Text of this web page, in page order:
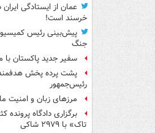
عمان از ایستادگی
خرسند است!
پیش‌بینی رئیس
جنگ
سفیر جدید پاکستان با
پشت پرده پخش
رئیس‌جمهور
مرزهای زبان و امنیت
برگزاری دادگاه پرونده
تاک» با ۲۹۷۹ شاکی